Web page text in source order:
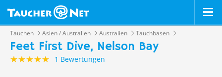
Tauchen Asien / Australien Australien Tauchbasen
Feet First Dive, Nelson Bay
1 Bewertungen